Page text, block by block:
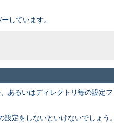
しています。
あるいはディレクトリ毎の設定
設定をしないといけないでしょう